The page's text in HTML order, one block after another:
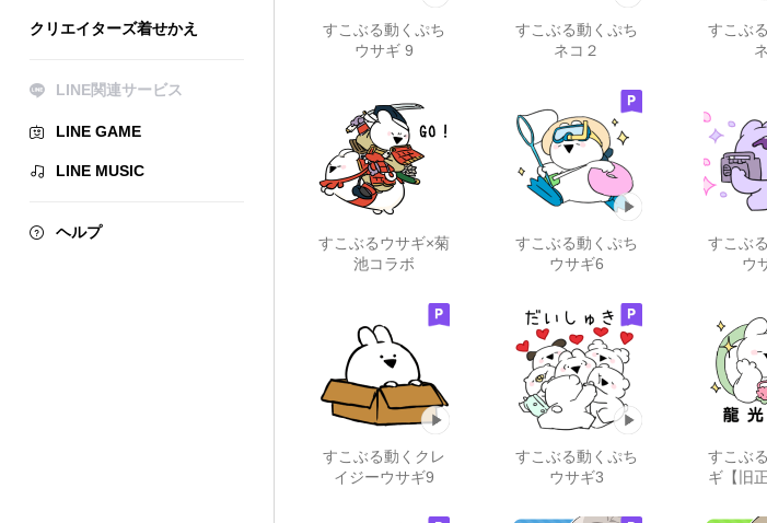
クリエイターズ着せかえ
LINE関連サービス
LINE GAME
LINE MUSIC
ヘルプ
すこぶる動くぷち
ウサギ 9
すこぶる動くぷち
ネコ２
すこぶ
すこぶるウサギ×菊
池コラボ
すこぶる動くぷち
ウサギ6
すこぶ
ウ
すこぶる動くクレ
イジーウサギ9
すこぶる動くぷち
ウサギ3
すこぶ
ギ【旧